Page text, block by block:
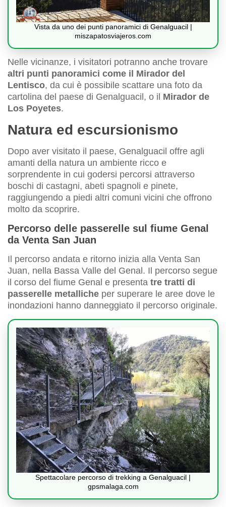
Vista da uno dei punti panoramici di Genalguacil |
miszapatosviajeros.com
Nelle vicinanze, i visitatori potranno anche trovare
altri punti panoramici come il Mirador del
Lentisco, da cui è possibile scattare una foto da
cartolina del paese di Genalguacil, o il Mirador de
Los Poyetes.
Natura ed escursionismo
Dopo aver visitato il paese, Genalguacil offre agli
amanti della natura un ambiente ricco e
sorprendente in cui godersi percorsi attraverso
boschi di castagni, abeti spagnoli e pinete,
raggiungendo a piedi altri comuni vicini che offrono
molto da scoprire.
Percorso delle passerelle sul fiume Genal
da Venta San Juan
Il percorso andata e ritorno inizia alla Venta San
Juan, nella Bassa Valle del Genal. Il percorso segue
il corso del fiume Genal e presenta tre tratti di
passerelle metalliche per superare le aree dove le
inondazioni hanno danneggiato il percorso originale.
Spettacolare percorso di trekking a Genalguacil |
gpsmalaga.com